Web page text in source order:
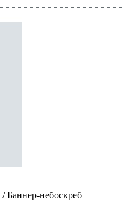
/ Баннер-небоскреб